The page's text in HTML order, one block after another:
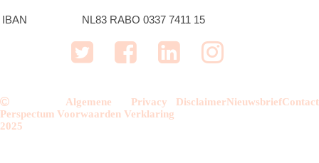
IBAN NL83 RABO 0337 7411 15
Perspectum
2025
Algemene
Voorwaarden
Privacy
Verklaring
DisclaimerNieuwsbriefContact